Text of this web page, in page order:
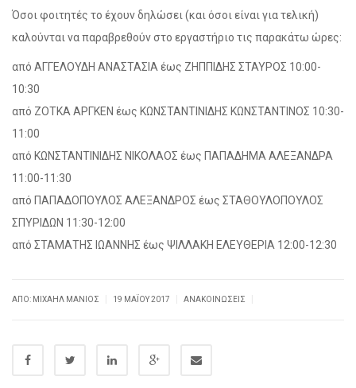
Όσοι φοιτητές το έχουν δηλώσει (και όσοι είναι για τελική)
καλούνται να παραβρεθούν στο εργαστήριο τις παρακάτω ώρες:
από ΑΓΓΕΛΟΥΔΗ ΑΝΑΣΤΑΣΙΑ έως ΖΗΠΠΙΔΗΣ ΣΤΑΥΡΟΣ 10:00-
10:30
από ΖΟΤΚΑ ΑΡΓΚΕΝ έως ΚΩΝΣΤΑΝΤΙΝΙΔΗΣ ΚΩΝΣΤΑΝΤΙΝΟΣ 10:30-
11:00
από ΚΩΝΣΤΑΝΤΙΝΙΔΗΣ ΝΙΚΟΛΑΟΣ έως ΠΑΠΑΔΗΜΑ ΑΛΕΞΑΝΔΡΑ
11:00-11:30
από ΠΑΠΑΔΟΠΟΥΛΟΣ ΑΛΕΞΑΝΔΡΟΣ έως ΣΤΑΘΟΥΛΟΠΟΥΛΟΣ
ΣΠΥΡΙΔΩΝ 11:30-12:00
από ΣΤΑΜΑΤΗΣ ΙΩΑΝΝΗΣ έως ΨΙΛΛΑΚΗ ΕΛΕΥΘΕΡΙΑ 12:00-12:30
ΑΠΌ: ΜΙΧΑΉΛ ΜΑΝΙΌΣ 19 ΜΑΪ́ΟΥ 2017 ΑΝΑΚΟΙΝΏΣΕΙΣ